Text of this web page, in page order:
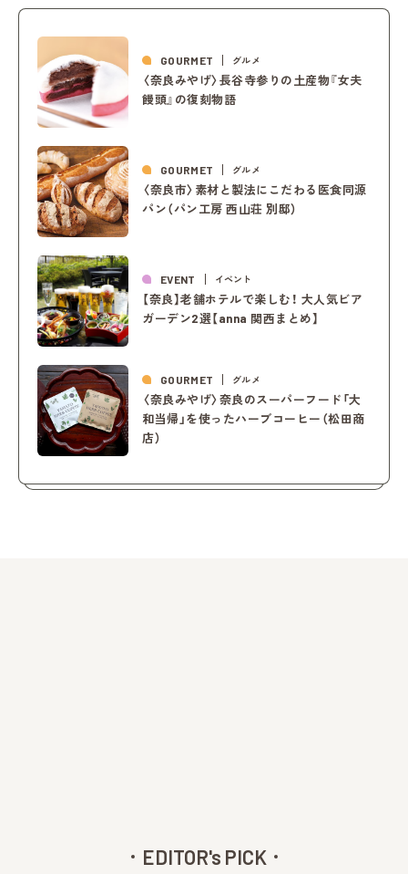
GOURMET グルメ
〈奈良みやげ〉長谷寺参りの土産物『女夫
饅頭』の復刻物語
GOURMET グルメ
〈奈良市〉素材と製法にこだわる医食同源
パン（パン工房 西山荘 別邸）
EVENT イベント
【奈良】老舗ホテルで楽しむ！ 大人気ビア
ガーデン2選【anna 関西まとめ】
GOURMET グルメ
〈奈良みやげ〉奈良のスーパーフード「大
和当帰」を使ったハーブコーヒー（松田商
店）
EDITOR's PICK